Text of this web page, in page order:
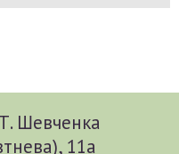
Шевченка
11а